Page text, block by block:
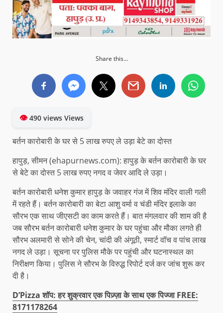
Share this...
👁490 views Views
बर्तन कारोबारी के घर से 5 लाख रुपए ले उड़ा बेटे का दोस्त
हापुड़, सीमन (ehapurnews.com): हापुड़ के बर्तन कारोबारी के घर
से बेटे का दोस्त 5 लाख रुपए नगद व जेवर आदि ले उड़ा।
बर्तन कारोबारी धनेश कुमार हापुड़ के जवाहर गंज में शिव मंदिर वाली गली
में रहते हैं। बर्तन कारोबारी का बेटा आशु वर्मा व चंडी मंदिर इलाके का
सौरभ एक साथ जीएसटी का काम करते हैं। बात मंगलवार की शाम की है
जब सौरभ बर्तन कारोबारी धनेश कुमार के घर पहुंचा और मौका लगते ही
सौरभ अलमारी से सोने की चेन, चांदी की अंगूठी, स्मार्ट वॉच व पांच लाख
नगद ले उड़ा। सूचना पर पुलिस मौके पर पहुंची और घटनास्थल का
निरीक्षण किया। पुलिस ने सौरभ के विरुद्ध रिपोर्ट दर्ज कर जांच शुरू कर
दी है।
D’Pizza शॉप: हर शुक्रवार एक पिज़्ज़ा के साथ एक पिज्जा FREE:
8171178264